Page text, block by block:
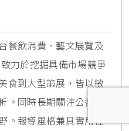
餐飲消費、藝文展覽及
力於挖掘具備市場競爭
食到大型策展，皆以敏
同時長期關注公益動
。報導風格兼具實用性